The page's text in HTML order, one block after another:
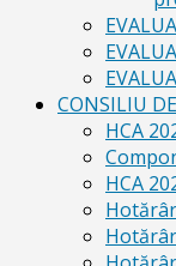
CONSILIU
HCA
HCA